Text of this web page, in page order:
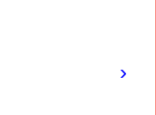
›